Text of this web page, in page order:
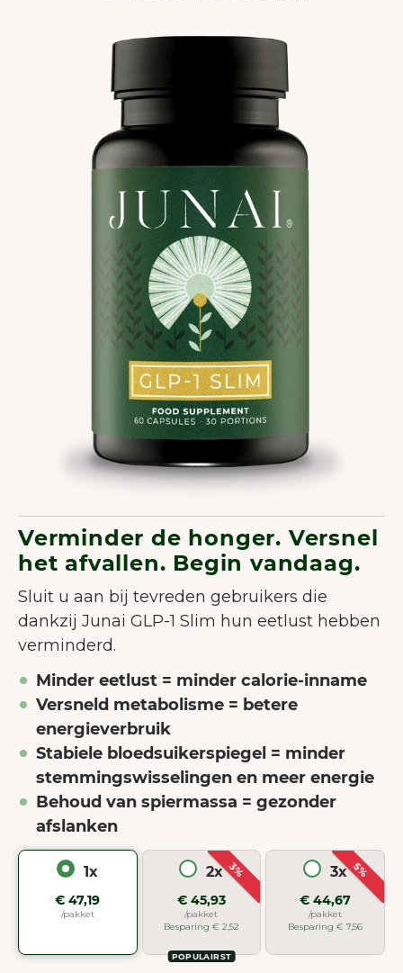
Verminder de honger. Versnel
het afvallen. Begin vandaag.
Sluit u aan bij tevreden gebruikers die
dankzij Junai GLP-1 Slim hun eetlust hebben
verminderd.
Minder eetlust = minder calorie-inname
Versneld metabolisme = betere
energieverbruik
Stabiele bloedsuikerspiegel = minder
stemmingswisselingen en meer energie
Behoud van spiermassa = gezonder
afslanken
1x
€ 47,19
/pakket
3%
2x
€ 45,93
/pakket
Besparing € 2,52
POPULAIRST
5%
3x
€ 44,67
/pakket
Besparing € 7,56